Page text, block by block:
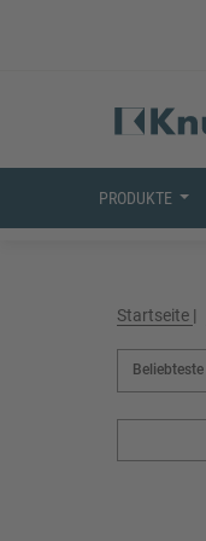
PRODUKTE
Startseite